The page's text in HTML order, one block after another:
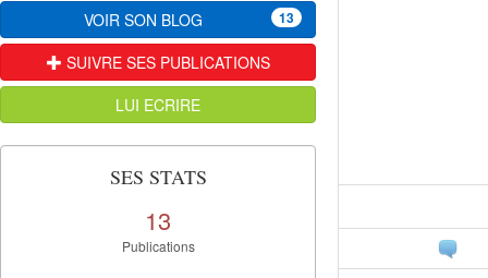
VOIR SON BLOG 13
SUIVRE SES PUBLICATIONS
LUI ECRIRE
SES STATS
13
Publications